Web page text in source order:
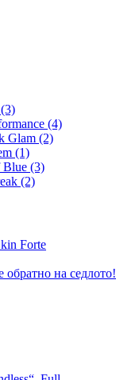
(4)
Glam (2)
(1)
Blue (3)
(2)
Forte
обратно на седлото!